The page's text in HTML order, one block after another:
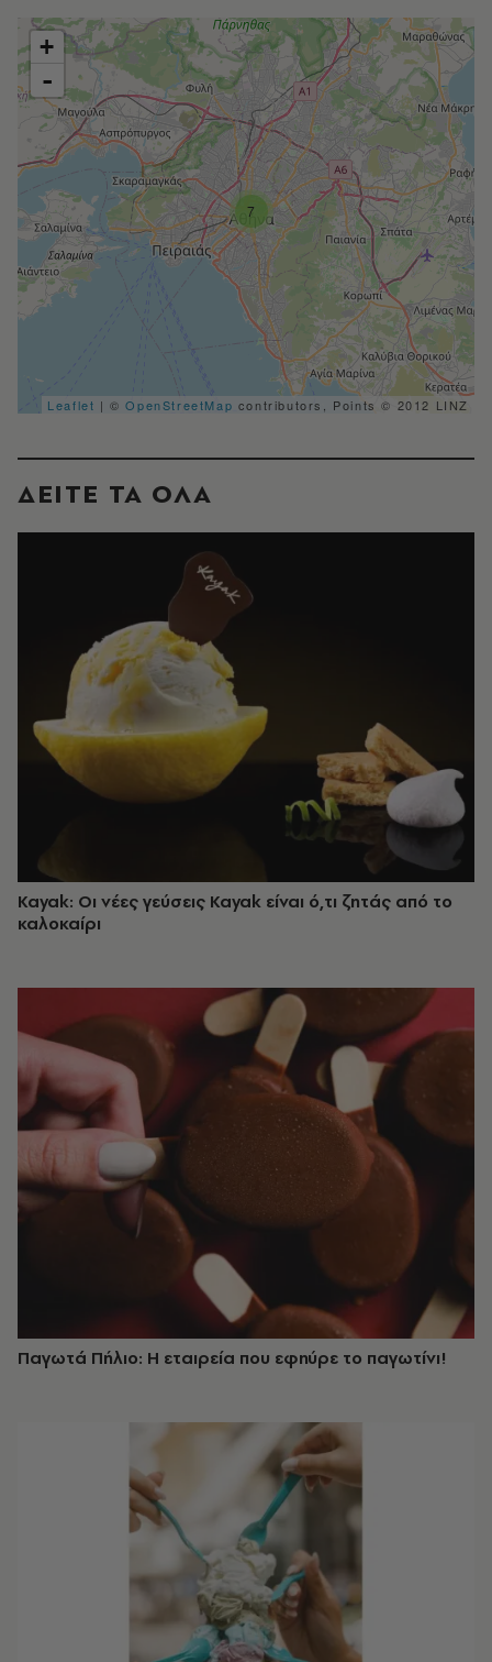
7
+
-
Leaflet | ©OpenStreetMap contributors, Points © 2012 LINZ
ΔΕΙΤΕ ΤΑ ΟΛΑ
Kayak: Οι νέες γεύσεις Kayak είναι ό,τι ζητάς από το
καλοκαίρι
Παγωτά Πήλιο: Η εταιρεία που εφηύρε το παγωτίνι!